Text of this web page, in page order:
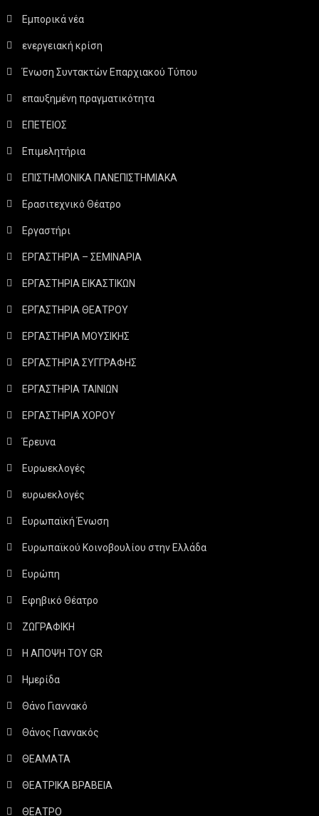
Εμπορικά νέα
ενεργειακή κρίση
Ένωση Συντακτών Επαρχιακού Τύπου
επαυξημένη πραγματικότητα
ΕΠΕΤΕΙΟΣ
Επιμελητήρια
ΕΠΙΣΤΗΜΟΝΙΚΑ ΠΑΝΕΠΙΣΤΗΜΙΑΚΑ
Ερασιτεχνικό Θέατρο
Εργαστήρι
ΕΡΓΑΣΤΗΡΙΑ – ΣΕΜΙΝΑΡΙΑ
ΕΡΓΑΣΤΗΡΙΑ ΕΙΚΑΣΤΙΚΩΝ
ΕΡΓΑΣΤΗΡΙΑ ΘΕΑΤΡΟΥ
ΕΡΓΑΣΤΗΡΙΑ ΜΟΥΣΙΚΗΣ
ΕΡΓΑΣΤΗΡΙΑ ΣΥΓΓΡΑΦΗΣ
ΕΡΓΑΣΤΗΡΙΑ ΤΑΙΝΙΩΝ
ΕΡΓΑΣΤΗΡΙΑ ΧΟΡΟΥ
Έρευνα
Ευρωεκλογές
ευρωεκλογές
Ευρωπαϊκή Ένωση
Ευρωπαϊκού Κοινοβουλίου στην Ελλάδα
Ευρώπη
Εφηβικό Θέατρο
ΖΩΓΡΑΦΙΚΗ
Η ΑΠΟΨΗ ΤΟΥ GR
Ημερίδα
Θάνο Γιαννακό
Θάνος Γιαννακός
ΘΕΑΜΑΤΑ
ΘΕΑΤΡΙΚΑ ΒΡΑΒΕΙΑ
ΘΕΑΤΡΟ